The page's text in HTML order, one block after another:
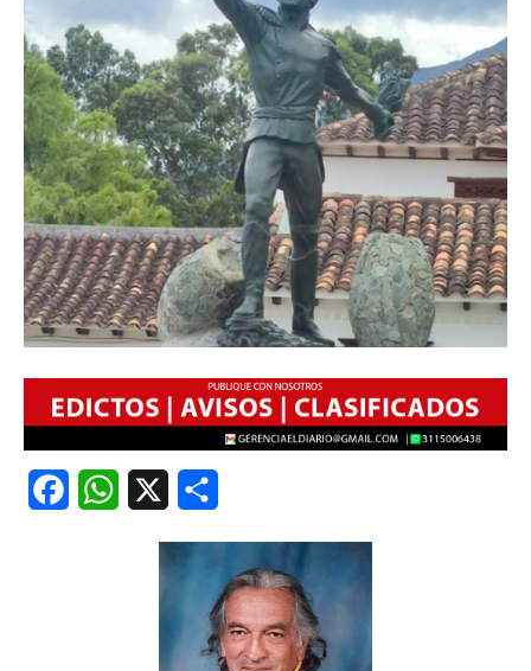
FacebookWhatsApp